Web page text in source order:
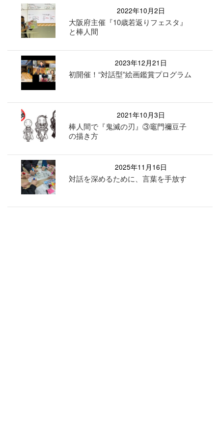
2022年10月2日
大阪府主催『10歳若返りフェスタ』
と棒人間
2023年12月21日
初開催！“対話型”絵画鑑賞プログラム
2021年10月3日
棒人間で『鬼滅の刃』③竈門禰豆子
の描き方
2025年11月16日
対話を深めるために、言葉を手放す